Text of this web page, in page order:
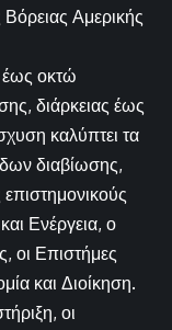
Αμερικής
οκτώ
διάρκειας έως
καλύπτει τα
διαβίωσης,
Ενέργεια, ο
οι Επιστήμες
και Διοίκηση.
οι